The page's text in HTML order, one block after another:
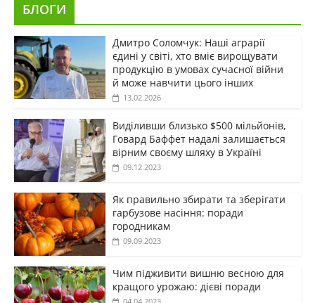
БЛОГИ
Дмитро Соломчук: Наші аграрії
єдині у світі, хто вміє вирощувати
продукцію в умовах сучасної війни
й може навчити цього інших
13.02.2026
Виділивши близько $500 мільйонів,
Говард Баффет надалі залишається
вірним своєму шляху в Україні
09.12.2023
Як правильно збирати та зберігати
гарбузове насіння: поради
городникам
09.09.2023
Чим підживити вишню весною для
кращого урожаю: дієві поради